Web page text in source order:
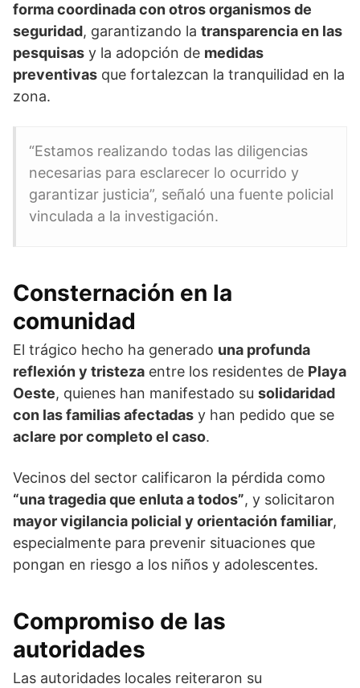
forma coordinada con otros organismos de
seguridad, garantizando la transparencia en las
pesquisas y la adopción de medidas
preventivas que fortalezcan la tranquilidad en la
zona.
“Estamos realizando todas las diligencias
necesarias para esclarecer lo ocurrido y
garantizar justicia”, señaló una fuente policial
vinculada a la investigación.
Consternación en la
comunidad
El trágico hecho ha generado una profunda
reflexión y tristeza entre los residentes de Playa
Oeste, quienes han manifestado su solidaridad
con las familias afectadas y han pedido que se
aclare por completo el caso.
Vecinos del sector calificaron la pérdida como
“una tragedia que enluta a todos”, y solicitaron
mayor vigilancia policial y orientación familiar,
especialmente para prevenir situaciones que
pongan en riesgo a los niños y adolescentes.
Compromiso de las
autoridades
Las autoridades locales reiteraron su